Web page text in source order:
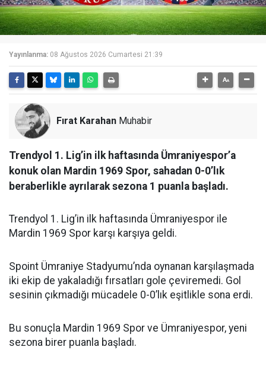
Yayınlanma: 08 Ağustos 2026 Cumartesi 21:39
Fırat Karahan Muhabir
Trendyol 1. Lig’in ilk haftasında Ümraniyespor’a
konuk olan Mardin 1969 Spor, sahadan 0-0’lık
beraberlikle ayrılarak sezona 1 puanla başladı.
Trendyol 1. Lig’in ilk haftasında Ümraniyespor ile
Mardin 1969 Spor karşı karşıya geldi.
Spoint Ümraniye Stadyumu’nda oynanan karşılaşmada
iki ekip de yakaladığı fırsatları gole çeviremedi. Gol
sesinin çıkmadığı mücadele 0-0’lık eşitlikle sona erdi.
Bu sonuçla Mardin 1969 Spor ve Ümraniyespor, yeni
sezona birer puanla başladı.